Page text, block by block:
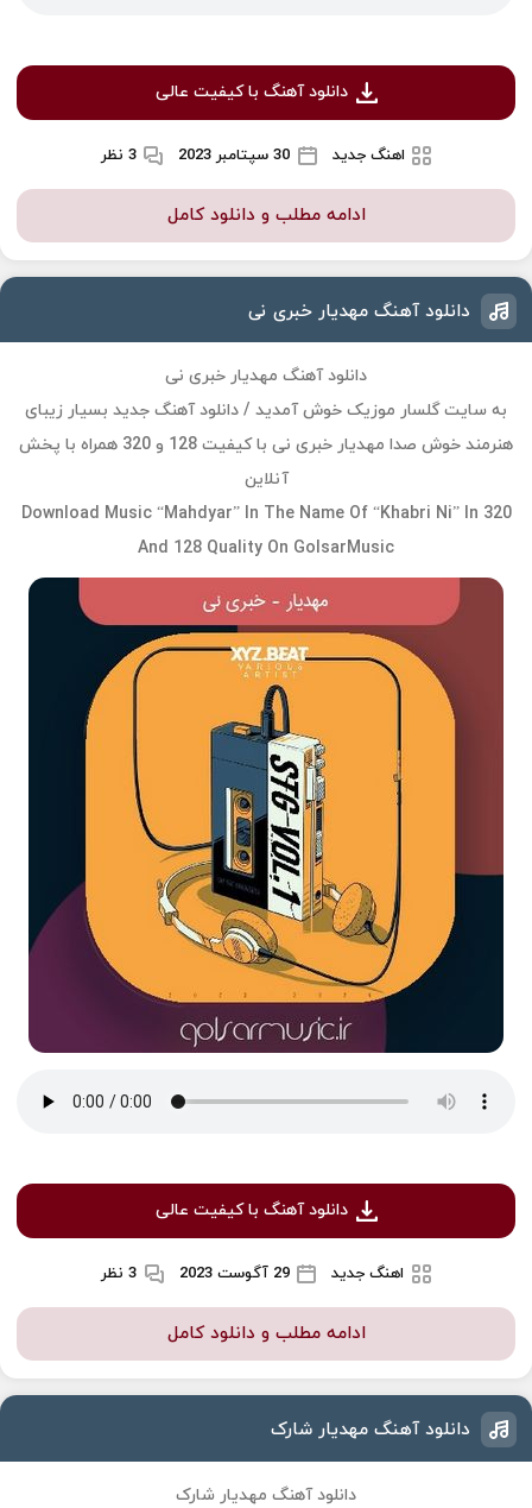
دانلود آهنگ با کیفیت عالی
اهنگ جدید 30 سپتامبر 2023 3 نظر
ادامه مطلب و دانلود کامل
دانلود آهنگ مهدیار خبری نی
دانلود آهنگ مهدیار خبری نی
به سایت گلسار موزیک خوش آمدید / دانلود آهنگ جدید بسیار زیبای
هنرمند خوش صدا مهدیار خبری نی با کیفیت 128 و 320 همراه با پخش
آنلاین
Download Music “Mahdyar” In The Name Of “Khabri Ni” In 320
And 128 Quality On GolsarMusic
دانلود آهنگ با کیفیت عالی
اهنگ جدید 29 آگوست 2023 3 نظر
ادامه مطلب و دانلود کامل
دانلود آهنگ مهدیار شارک
دانلود آهنگ مهدیار شارک